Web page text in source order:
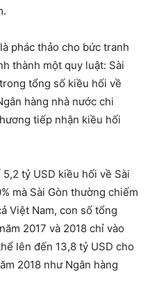
phác thảo cho bức tranh
thành một quy luật: Sài
tổng số kiều hối về
hàng nhà nước chi
tiếp nhận kiều hối
tỷ USD kiều hối về Sài
mà Sài Gòn thường chiếm
Việt Nam, con số tổng
2017 và 2018 chỉ vào
lên đến 13,8 tỷ USD cho
2018 như Ngân hàng